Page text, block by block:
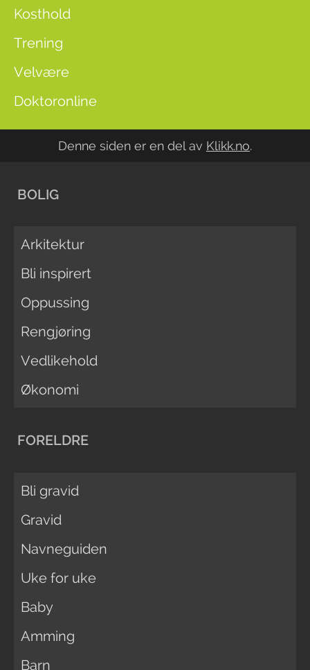
Kosthold
Trening
Velvære
Doktoronline
Denne siden er en del av Klikk.no.
BOLIG
Arkitektur
Bli inspirert
Oppussing
Rengjøring
Vedlikehold
Økonomi
FORELDRE
Bli gravid
Gravid
Navneguiden
Uke for uke
Baby
Amming
Barn